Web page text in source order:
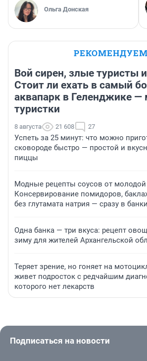
Ольга Донская
РЕКОМЕНДУЕМ
Вой сирен, злые туристы
Стоит ли ехать в самый
аквапарк в Геленджике —
туристки
8 августа 21 608 27
Успеть за 25 минут: что можно
сковороде быстро — простой и
пиццы
Модные рецепты соусов от молодой
Консервирование помидоров,
без глутамата натрия — сразу в банки
Одна банка — три вкуса: рецепт
зиму для жителей Архангельской
Теряет зрение, но гоняет на
живет подросток с редчайшим
которого нет лекарств
Подписаться на новости